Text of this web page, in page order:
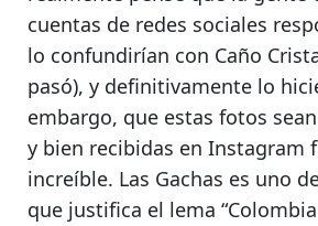
cuentas de redes sociales
lo confundirían con Caño
pasó), y definitivamente lo
embargo, que estas fotos
y bien recibidas en Instagram
increíble. Las Gachas es uno
que justifica el lema